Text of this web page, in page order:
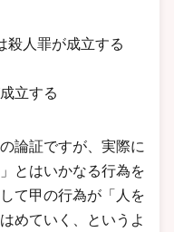
殺人罪が成立する
立する
論証ですが、実際に
とはいかなる行為を
て甲の行為が「人を
めていく、というよ